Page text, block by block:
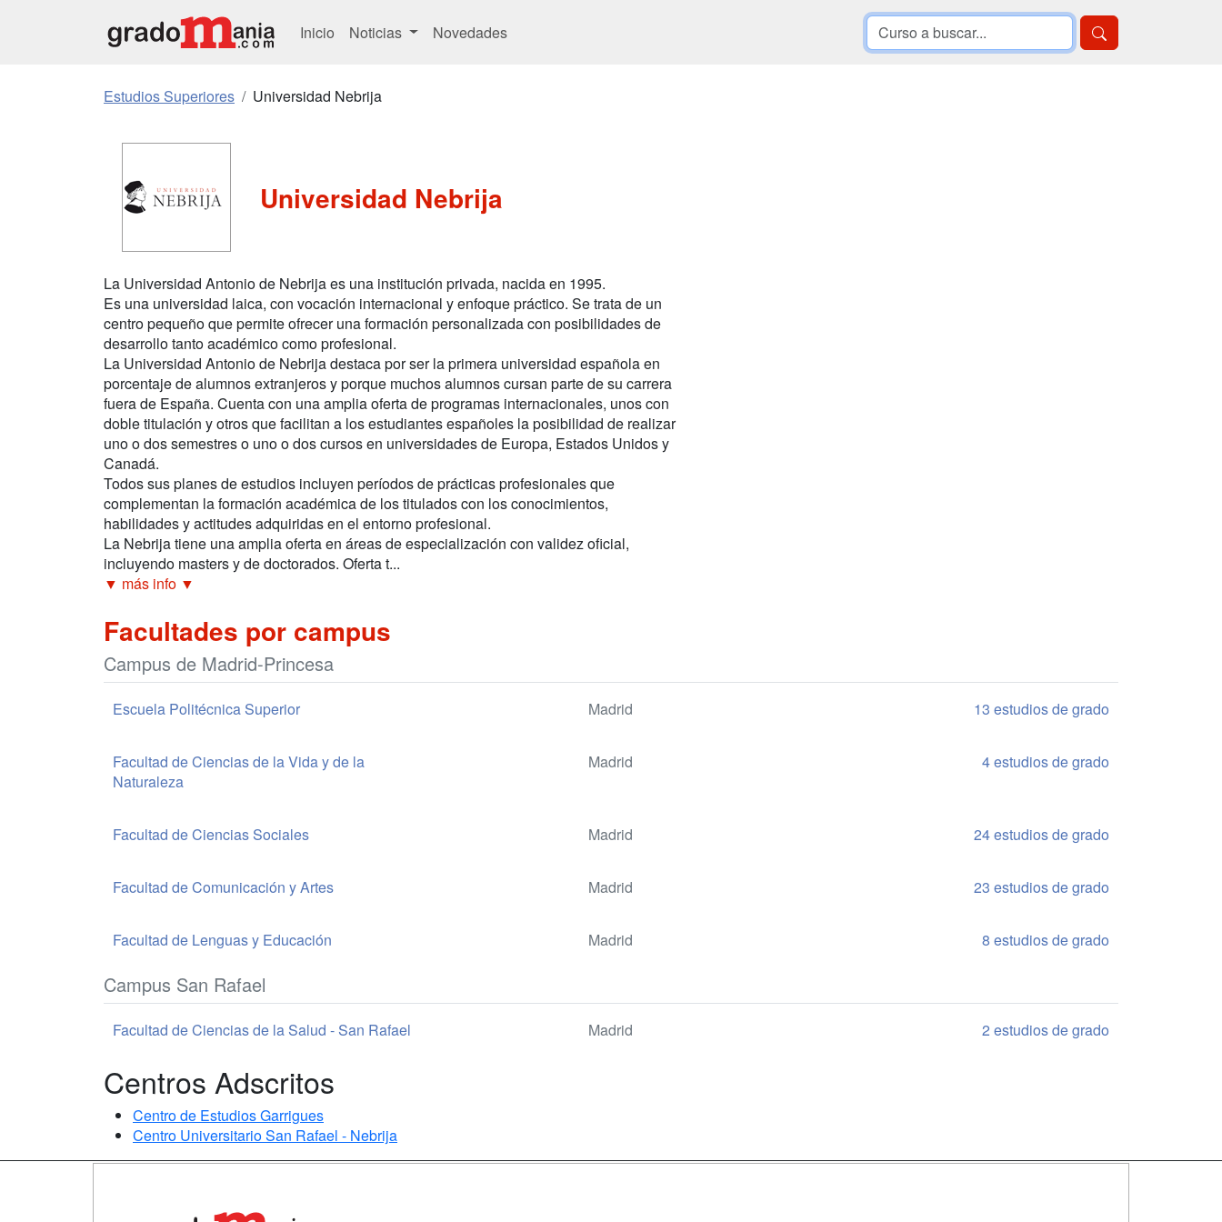
Inicio Noticias Novedades
Estudios Superiores Universidad Nebrija
Universidad Nebrija
La Universidad Antonio de Nebrija es una institución privada, nacida en 1995.
Es una universidad laica, con vocación internacional y enfoque práctico. Se trata de un
centro pequeño que permite ofrecer una formación personalizada con posibilidades de
desarrollo tanto académico como profesional.
La Universidad Antonio de Nebrija destaca por ser la primera universidad española en
porcentaje de alumnos extranjeros y porque muchos alumnos cursan parte de su carrera
fuera de España. Cuenta con una amplia oferta de programas internacionales, unos con
doble titulación y otros que facilitan a los estudiantes españoles la posibilidad de realizar
uno o dos semestres o uno o dos cursos en universidades de Europa, Estados Unidos y
Canadá.
Todos sus planes de estudios incluyen períodos de prácticas profesionales que
complementan la formación académica de los titulados con los conocimientos,
habilidades y actitudes adquiridas en el entorno profesional.
La Nebrija tiene una amplia oferta en áreas de especialización con validez oficial,
incluyendo masters y de doctorados. Oferta t...
▼ más info ▼
Facultades por campus
Campus de Madrid-Princesa
Escuela Politécnica Superior Madrid 13 estudios de grado
Facultad de Ciencias de la Vida y de la
Naturaleza
Madrid 4 estudios de grado
Facultad de Ciencias Sociales Madrid 24 estudios de grado
Facultad de Comunicación y Artes Madrid 23 estudios de grado
Facultad de Lenguas y Educación Madrid 8 estudios de grado
Campus San Rafael
Facultad de Ciencias de la Salud - San Rafael Madrid 2 estudios de grado
Centros Adscritos
Centro de Estudios Garrigues
Centro Universitario San Rafael - Nebrija